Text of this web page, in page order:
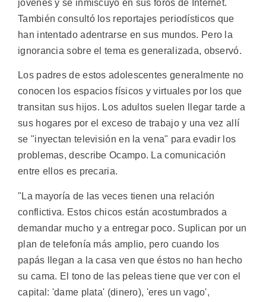
jóvenes y se inmiscuyó en sus foros de Internet.
También consultó los reportajes periodísticos que
han intentado adentrarse en sus mundos. Pero la
ignorancia sobre el tema es generalizada, observó.
Los padres de estos adolescentes generalmente no
conocen los espacios físicos y virtuales por los que
transitan sus hijos. Los adultos suelen llegar tarde a
sus hogares por el exceso de trabajo y una vez allí
se "inyectan televisión en la vena" para evadir los
problemas, describe Ocampo. La comunicación
entre ellos es precaria.
"La mayoría de las veces tienen una relación
conflictiva. Estos chicos están acostumbrados a
demandar mucho y a entregar poco. Suplican por un
plan de telefonía más amplio, pero cuando los
papás llegan a la casa ven que éstos no han hecho
su cama. El tono de las peleas tiene que ver con el
capital: 'dame plata' (dinero), 'eres un vago',